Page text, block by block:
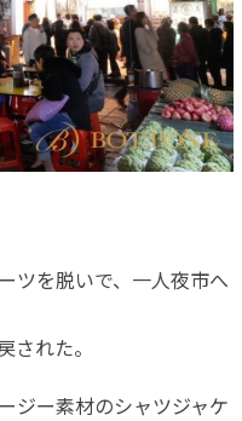
ツを脱いで、一人夜市へ
された。
ジー素材のシャツジャケ